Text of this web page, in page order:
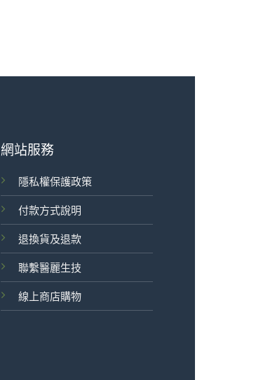
網站服務
隱私權保護政策
付款方式說明
退換貨及退款
聯繫醫麗生技
線上商店購物